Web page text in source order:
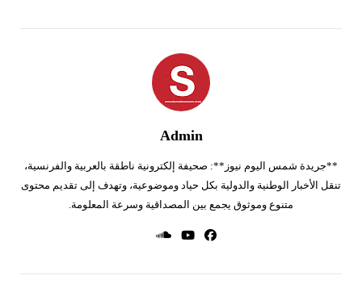
Admin
**جريدة شمس اليوم نيوز**: صحيفة إلكترونية ناطقة بالعربية والفرنسية،
تنقل الأخبار الوطنية والدولية بكل حياد وموضوعية، وتهدف إلى تقديم محتوى
متنوع وموثوق يجمع بين المصداقية وسرعة المعلومة.